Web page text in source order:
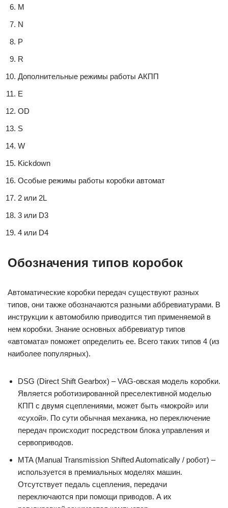
M
N
P
R
Дополнительные режимы работы АКПП
E
OD
S
W
Kickdown
Особые режимы работы коробки автомат
2 или 2L
3 или D3
4 или D4
Обозначения типов коробок
Автоматические коробки передач существуют разных
типов, они также обозначаются разными аббревиатурами. В
инструкции к автомобилю приводится тип применяемой в
нем коробки. Знание основных аббревиатур типов
«автомата» поможет определить ее. Всего таких типов 4 (из
наиболее популярных).
DSG (Direct Shift Gearbox) – VAG-овская модель коробки.
Является роботизированной преселективной моделью
КПП с двумя сцеплениями, может быть «мокрой» или
«сухой». По сути обычная механика, но переключение
передач происходит посредством блока управления и
сервоприводов.
MTA (Manual Transmission Shifted Automatically / робот) –
используется в премиальных моделях машин.
Отсутствует педаль сцепления, передачи
переключаются при помощи приводов. А их